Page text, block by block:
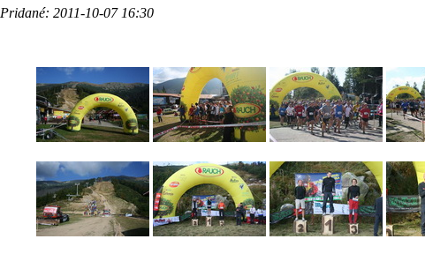
Pridané: 2011-10-07 16:30